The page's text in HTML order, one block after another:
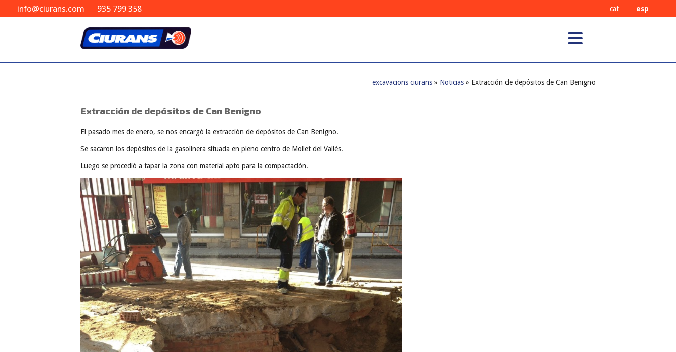
info@ciurans.com 935 799 358 cat esp
excavacions ciurans » Noticias » Extracción de depósitos de Can Benigno
Extracción de depósitos de Can Benigno
El pasado mes de enero, se nos encargó la extracción de depósitos de Can Benigno.
Se sacaron los depósitos de la gasolinera situada en pleno centro de Mollet del Vallés.
Luego se procedió a tapar la zona con material apto para la compactación.